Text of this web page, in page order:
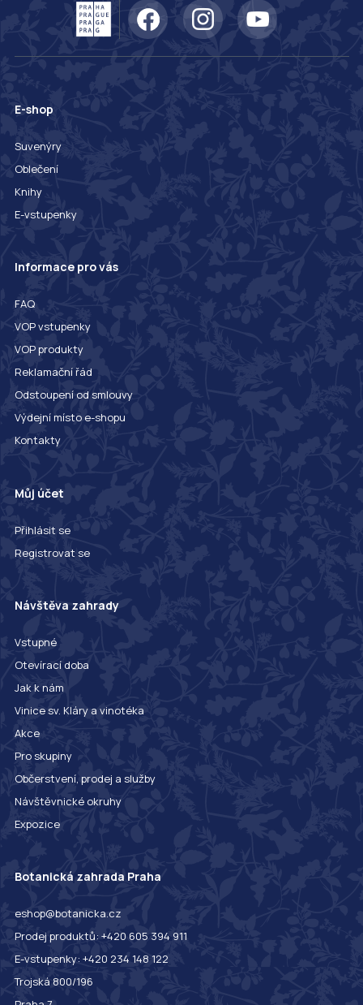
E-shop
Suvenýry
Oblečení
Knihy
E-vstupenky
Informace pro vás
FAQ
VOP vstupenky
VOP produkty
Reklamační řád
Odstoupení od smlouvy
Výdejní místo e-shopu
Kontakty
Můj účet
Přihlásit se
Registrovat se
Návštěva zahrady
Vstupné
Otevírací doba
Jak k nám
Vinice sv. Kláry a vinotéka
Akce
Pro skupiny
Občerstvení, prodej a služby
Návštěvnické okruhy
Expozice
Botanická zahrada Praha
eshop@botanicka.cz
Prodej produktů: +420 605 394 911
E-vstupenky: +420 234 148 122
Trojská 800/196